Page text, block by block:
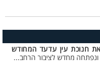
חנוכת עין עדעד המחודש
מחדש לציבור הרחב...